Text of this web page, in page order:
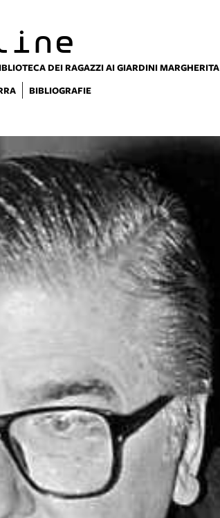
DEI RAGAZZI AI GIARDINI MARGHERITA
BIBLIOGRAFIE